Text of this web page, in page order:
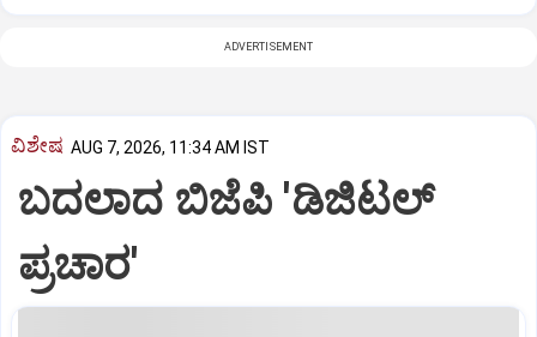
ADVERTISEMENT
ವಿಶೇಷ AUG 7, 2026, 11:34 AM IST
ಬದಲಾದ ಬಿಜೆಪಿ 'ಡಿಜಿಟಲ್‌
ಪ್ರಚಾರ'